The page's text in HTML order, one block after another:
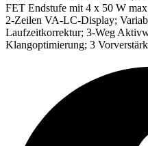
FET Endstufe mit 4 x 50 W
2-Zeilen VA-LC-Display;
Laufzeitkorrektur; 3-Weg
Klangoptimierung; 3